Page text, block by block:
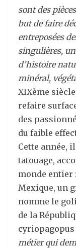
sont des
but de faire
entreposées
singulières,
d’histoire
minéral,
XIXème
refaire
des
du faible
Cette année,
tatouage,
monde entier
Mexique, un
nomme le
de la
métier qui